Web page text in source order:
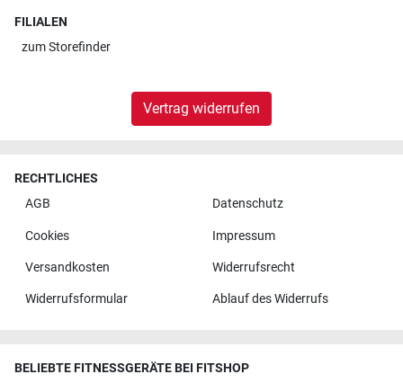
FILIALEN
zumStorefinder
Vertrag widerrufen
RECHTLICHES
AGB
Datenschutz
Cookies Impressum
Versandkosten Widerrufsrecht
Widerrufsformular Ablauf des Widerrufs
BELIEBTE FITNESSGERÄTE BEI FITSHOP